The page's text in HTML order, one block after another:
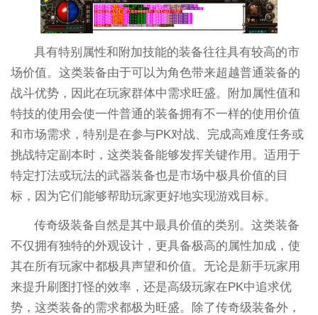
具有特别属性和附加技能的装备往往具有较高的市
场价值。这类装备由于可以为角色带来超越普通装备的
战斗优势，因此在玩家群体中需求旺盛。附加属性值和
特技的使用会使一件普通的装备拥有不一样的使用价值
和市场需求，特别是在参与PK对战、完成高难度任务或
挑战特定副本时，这类装备能够发挥关键作用。适用于
特定打法或玩法的武器装备也是市场中极具价值的目
标，因为它们能够帮助玩家更好地实现游戏目标。
传奇级装备自然是其中最具价值的类别。这类装备
不仅拥有独特的外观设计，更具备极高的属性加成，使
其在所有玩家中都极具声望和价值。无论是新手玩家用
来提升刷图打怪的效率，还是高级玩家在PK中追求优
势，这类装备的需求都极为旺盛。除了传奇级装备外，